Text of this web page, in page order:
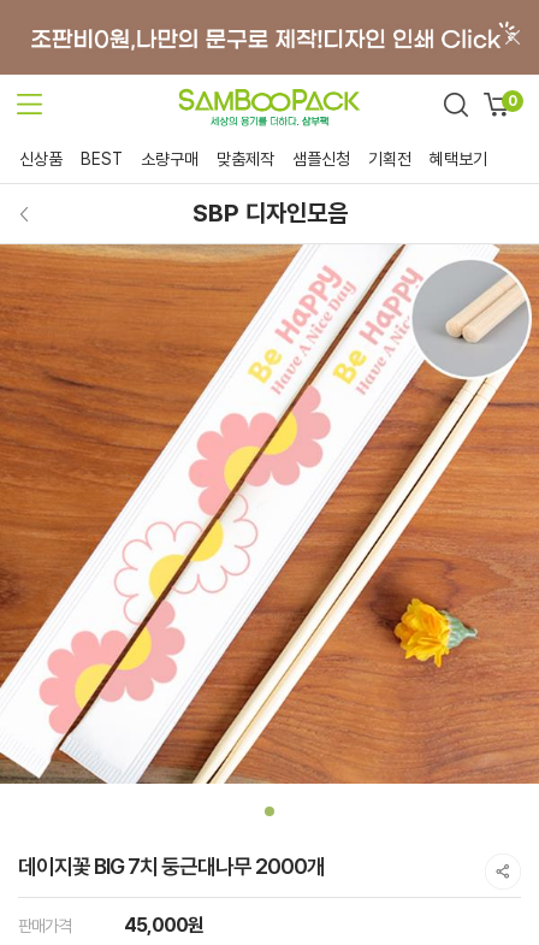
0
신상품 BEST 소량구매 맞춤제작 샘플신청 기획전 혜택보기
SBP 디자인모음
데이지꽃 BIG 7치 둥근대나무 2000개
판매가격 45,000원